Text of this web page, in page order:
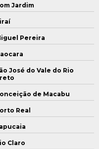
ambiental
Jardim
Pereira
José do Vale do Rio
de Macabu
Real
Claro